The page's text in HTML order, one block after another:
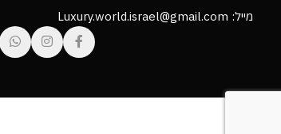
מייל: Luxury.world.israel@gmail.com